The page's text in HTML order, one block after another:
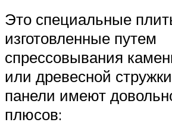
Это специальные
изготовленные путем
спрессовывания
или древесной
панели имеют
плюсов: